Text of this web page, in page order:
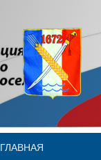
ГЛАВНАЯ